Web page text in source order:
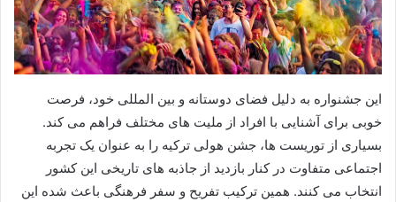
این جشنواره به دلیل فضای دوستانه و بین المللی خود، فرصت
خوبی برای آشنایی با افراد از ملیت های مختلف فراهم می کند.
بسیاری از توریست ها، جشن هولی ترکیه را به عنوان یک تجربه
اجتماعی متفاوت در کنار بازدید از جاذبه های تاریخی این کشور
انتخاب می کنند. همین ترکیب تفریح و سفر فرهنگی باعث شده این